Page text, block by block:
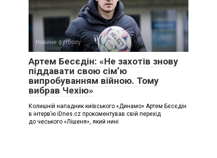
Новини футболу
Артем Бесєдін: «Не захотів знову
піддавати свою сім’ю
випробуванням війною. Тому
вибрав Чехію»
Колишній нападник київського «Динамо» Артем Бєсєдін
в інтерв’ю iDnes.cz прокоментував свій перехід
до чеського «Лішеня», який нині